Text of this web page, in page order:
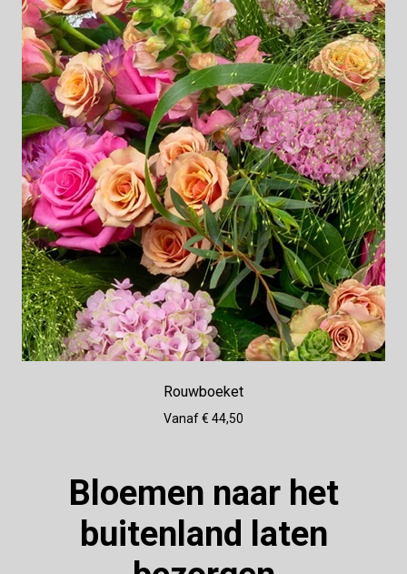
Rouwboeket
Vanaf € 44,50
Bloemen naar het
buitenland laten